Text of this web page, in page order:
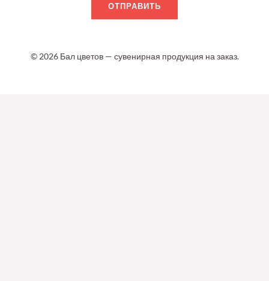
ОТПРАВИТЬ
© 2026 Бал цветов — сувенирная продукция на заказ.